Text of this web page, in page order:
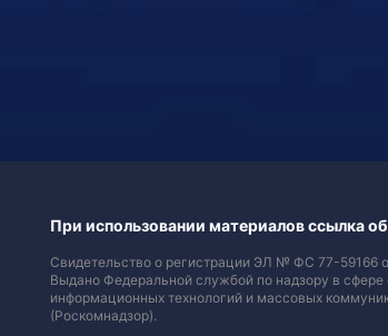
При использовании материалов ссылка
Свидетельство о регистрации ЭЛ № ФС 77-59166
Выдано Федеральной службой по надзору в сфере
информационных технологий и массовых
(Роскомнадзор).